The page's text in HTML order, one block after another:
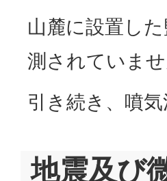
山麓に設置し
測されていませ
引き続き、噴
地震及び